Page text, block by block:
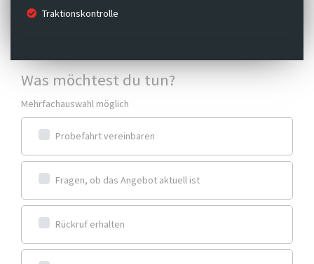
Traktionskontrolle
Was möchtest du tun?
Mehrfachauswahl möglich
Probefahrt vereinbaren
Fragen, ob das Angebot aktuell ist
Rückruf erhalten